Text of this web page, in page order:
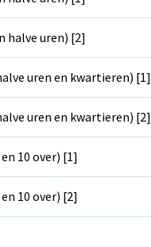
halve uren) [2]
uren en kwartieren) [1]
uren en kwartieren) [2]
10 over) [1]
10 over) [2]